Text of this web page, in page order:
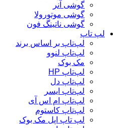
گوشی آنر
گوشی موتورولا
گوشی ناتینگ فون
لپ تاپ
لپ‌تاپ بر اساس برند
لپ‌تاپ لنوو
مک بوک
لپ‌تاپ HP
لپ‌تاپ دل
لپ‌تاپ ایسر
لپ‌تاپ ام اس آی
لپ‌تاپ کاستوم
لپ تاپ اپل مک بوک